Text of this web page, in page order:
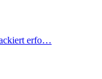
erfo…